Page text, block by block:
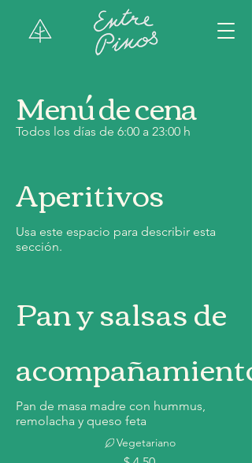
Menú de cena
Todos los días de 6:00 a 23:00 h
Aperitivos
Usa este espacio para describir esta
sección.
Pan y salsas de
acompañamiento
Pan de masa madre con hummus,
remolacha y queso feta
Vegetariano